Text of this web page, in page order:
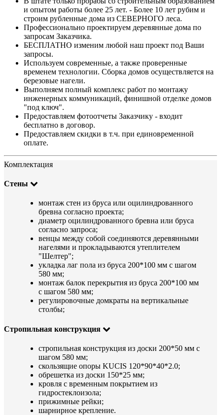
и опытом работы более 25 лет. - Более 10 лет рубим и
строим рубленные дома из СЕВЕРНОГО леса.
Профессионально проектируем деревянные дома по
запросам Заказчика.
БЕСПЛАТНО изменим любой наш проект под Ваши
запросы.
Используем современные, а также проверенные
временем технологии. Сборка домов осуществляется на
березовые нагели.
Выполняем полный комплекс работ по монтажу
инженерных коммуникаций, финишной отделке домов
"под ключ".
Предоставляем фотоотчеты Заказчику - входит
бесплатно в договор.
Предоставляем скидки в т.ч. при единовременной
оплате.
Комплектация
Стены
монтаж стен из бруса или оцилиндрованного
бревна согласно проекта;
диаметр оцилиндрованного бревна или бруса
согласно запроса;
венцы между собой соединяются деревянными
нагелями и прокладываются утеплителем
"Шелтер";
укладка лаг пола из бруса 200*100 мм с шагом
580 мм;
монтаж балок перекрытия из бруса 200*100 мм
с шагом 580 мм;
регулировочные домкраты на вертикальные
столбы;
Стропильная конструкция
стропильная конструкция из доски 200*50 мм с
шагом 580 мм;
скользящие опоры KUCIS 120*90*40*2.0;
обрешетка из доски 150*25 мм;
кровля с временным покрытием из
гидростеклоизола;
прижимные рейки;
шарнирное крепление.